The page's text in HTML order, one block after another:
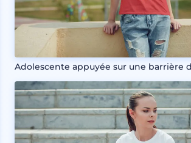
Adolescente appuyée sur une barrière